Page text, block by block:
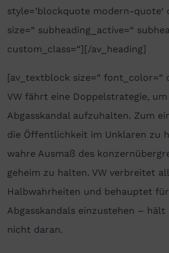
style=’blockquote modern-quote‘
size=“ subheading_active=“
custom_class=“][/av_heading]
[av_textblock size=“ font_color=“
VW fährt eine Doppelstrategie,
Abgasskandal aufzuhalten. Zum
die Öffentlichkeit im Unklaren zu
wahre Ausmaß des
geheim zu halten. VW verbreitet
Halbwahrheiten und behauptet
Abgasskandals einzustehen – hält
nicht daran.